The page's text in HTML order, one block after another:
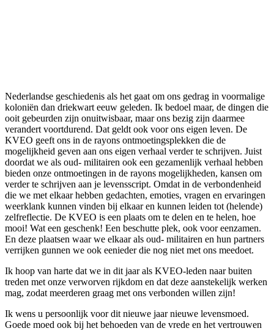
Nederlandse geschiedenis als het gaat om ons gedrag in voormalige
koloniën dan driekwart eeuw geleden. Ik bedoel maar, de dingen die
ooit gebeurden zijn onuitwisbaar, maar ons bezig zijn daarmee
verandert voortdurend. Dat geldt ook voor ons eigen leven. De
KVEO geeft ons in de rayons ontmoetingsplekken die de
mogelijkheid geven aan ons eigen verhaal verder te schrijven. Juist
doordat we als oud- militairen ook een gezamenlijk verhaal hebben
bieden onze ontmoetingen in de rayons mogelijkheden, kansen om
verder te schrijven aan je levensscript. Omdat in de verbondenheid
die we met elkaar hebben gedachten, emoties, vragen en ervaringen
weerklank kunnen vinden bij elkaar en kunnen leiden tot (helende)
zelfreflectie. De KVEO is een plaats om te delen en te helen, hoe
mooi! Wat een geschenk! Een beschutte plek, ook voor eenzamen.
En deze plaatsen waar we elkaar als oud- militairen en hun partners
verrijken gunnen we ook eenieder die nog niet met ons meedoet.
Ik hoop van harte dat we in dit jaar als KVEO-leden naar buiten
treden met onze verworven rijkdom en dat deze aanstekelijk werken
mag, zodat meerderen graag met ons verbonden willen zijn!
Ik wens u persoonlijk voor dit nieuwe jaar nieuwe levensmoed.
Goede moed ook bij het behoeden van de vrede en het vertrouwen